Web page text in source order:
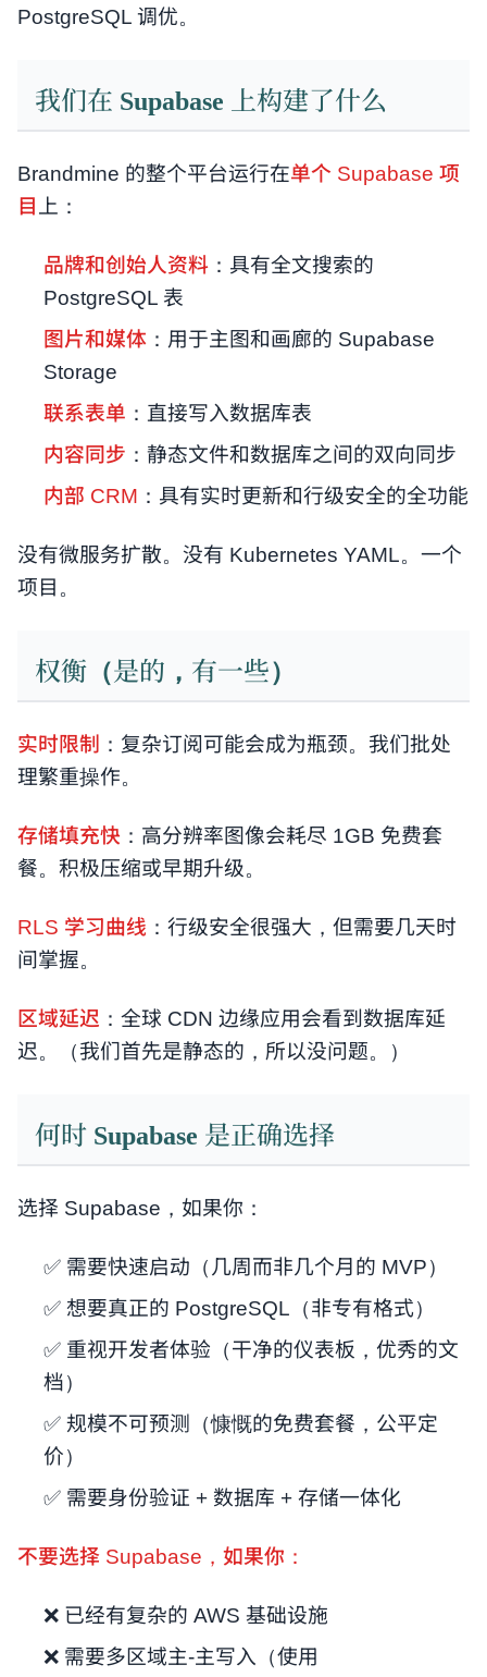
PostgreSQL 调优。
我们在 Supabase 上构建了什么
Brandmine 的整个平台运行在单个 Supabase 项
目
上：
品牌和创始人资料 ：具有全文搜索的
PostgreSQL 表
图片和媒体 ：用于主图和画廊的 Supabase
Storage
联系表单 ：直接写入数据库表
内容同步 ：静态文件和数据库之间的双向同步
内部 CRM ：具有实时更新和行级安全的全功能
没有微服务扩散。没有 Kubernetes YAML。一个
项目。
权衡（是的，有一些）
实时限制
：复杂订阅可能会成为瓶颈。我们批处
理繁重操作。
存储填充快 ：高分辨率图像会耗尽 1GB 免费套
餐。积极压缩或早期升级。
RLS 学习曲线 ：行级安全很强大，但需要几天时
间掌握。
区域延迟 ：全球 CDN 边缘应用会看到数据库延
迟。（我们首先是静态的，所以没问题。）
何时 Supabase 是正确选择
选择 Supabase，如果你：
✅ 需要快速启动（几周而非几个月的 MVP）
✅ 想要真正的 PostgreSQL（非专有格式）
✅ 重视开发者体验（干净的仪表板，优秀的文
档）
✅ 规模不可预测（慷慨的免费套餐，公平定
价）
✅ 需要身份验证 + 数据库 + 存储一体化
不要选择 Supabase，如果你：
❌ 已经有复杂的 AWS 基础设施
❌ 需要多区域主-主写入（使用